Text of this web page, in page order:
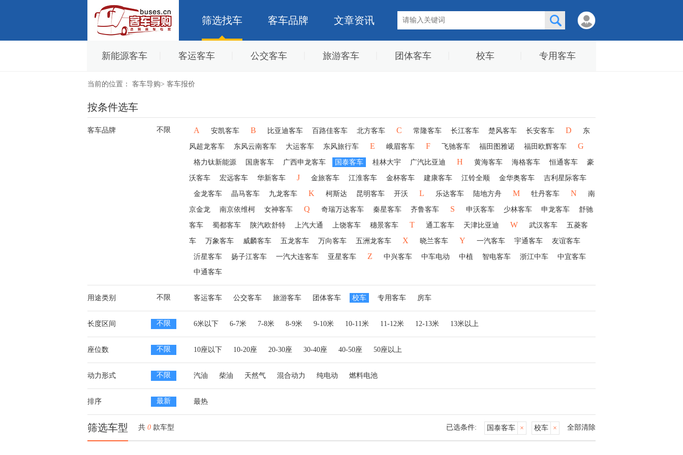
筛选找车 客车品牌 文章资讯
新能源客车 客运客车 公交客车 旅游客车 团体客车 校车 专用客车
当前的位置： 客车导购> 客车报价
按条件选车
客车品牌 不限 A 安凯客车 B 比亚迪客车 百路佳客车 北方客车 C 常隆客车 长江客车 楚风客车 长安客车 D 东
风超龙客车 东风云南客车 大运客车 东风旅行车 E 峨眉客车 F 飞驰客车 福田图雅诺 福田欧辉客车 G
格力钛新能源 国唐客车 广西申龙客车 国泰客车 桂林大宇 广汽比亚迪 H 黄海客车 海格客车 恒通客车 豪
沃客车 宏远客车 华新客车 J 金旅客车 江淮客车 金杯客车 建康客车 江铃全顺 金华奥客车 吉利星际客车
金龙客车 晶马客车 九龙客车 K 柯斯达 昆明客车 开沃 L 乐达客车 陆地方舟 M 牡丹客车 N 南
京金龙 南京依维柯 女神客车 Q 奇瑞万达客车 秦星客车 齐鲁客车 S 申沃客车 少林客车 申龙客车 舒驰
客车 蜀都客车 陕汽欧舒特 上汽大通 上饶客车 穗景客车 T 通工客车 天津比亚迪 W 武汉客车 五菱客
车 万象客车 威麟客车 五龙客车 万向客车 五洲龙客车 X 晓兰客车 Y 一汽客车 宇通客车 友谊客车
沂星客车 扬子江客车 一汽大连客车 亚星客车 Z 中兴客车 中车电动 中植 智电客车 浙江中车
中宜客车
中通客车
用途类别 不限 客运客车 公交客车 旅游客车 团体客车 校车 专用客车 房车
长度区间 不限 6米以下 6-7米 7-8米 8-9米 9-10米 10-11米 11-12米 12-13米 13米以上
座位数 不限 10座以下 10-20座 20-30座 30-40座 40-50座 50座以上
动力形式 不限 汽油 柴油 天然气 混合动力 纯电动 燃料电池
排序 最新 最热
筛选车型 共 0 款车型 全部清除
校车 ×
国泰客车 ×
已选条件: